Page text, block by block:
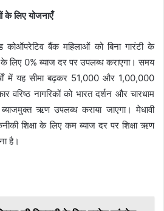
के लिए योजनाएँ
कोऑपरेटिव बैंक महिलाओं को बिना गारंटी के
लिए 0% ब्याज दर पर उपलब्ध कराएगा। समय
में यह सीमा बढ़कर 51,000 और 1,00,000
वरिष्ठ नागरिकों को भारत दर्शन और चारधाम
ऋण उपलब्ध कराया जाएगा। मेधावी
शिक्षा के लिए कम ब्याज दर पर शिक्षा ऋण
है।